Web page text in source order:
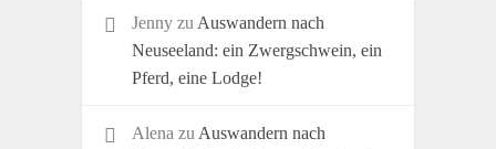
Jenny zu Auswandern nach
Neuseeland: ein Zwergschwein, ein
Pferd, eine Lodge!
Alena zu Auswandern nach